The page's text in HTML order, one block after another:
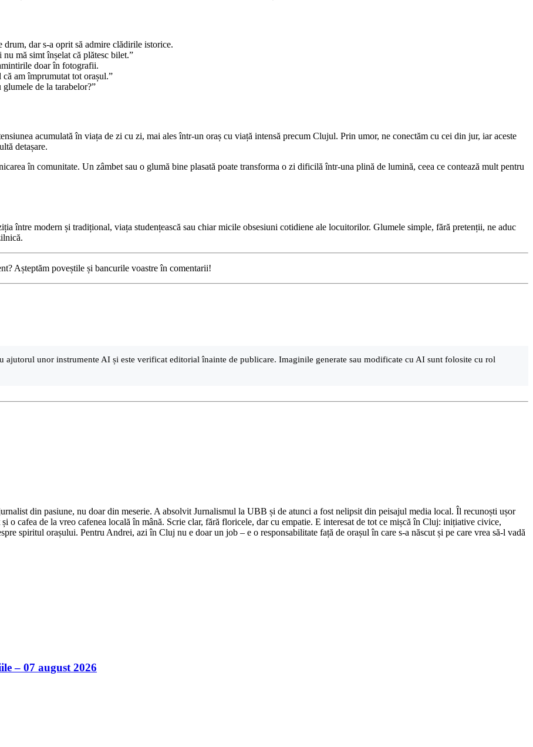
drum, dar s-a oprit să admire clădirile istorice.
mă simt înșelat că plătesc bilet.”
doar în fotografii.
am împrumutat tot orașul.”
de la tarabelor?”
acumulată în viața de zi cu zi, mai ales într-un oraș cu viață intensă precum Clujul. Prin umor, ne conectăm cu cei din jur, iar aceste
detașare.
în comunitate. Un zâmbet sau o glumă bine plasată poate transforma o zi dificilă într-una plină de lumină, ceea ce contează mult pentru
între modern și tradițional, viața studențească sau chiar micile obsesiuni cotidiene ale locuitorilor. Glumele simple, fără pretenții, ne aduc
Așteptăm poveștile și bancurile voastre în comentarii!
ajutorul unor instrumente AI și este verificat editorial înainte de publicare. Imaginile generate sau modificate cu AI sunt folosite cu rol
din pasiune, nu doar din meserie. A absolvit Jurnalismul la UBB și de atunci a fost nelipsit din peisajul media local. Îl recunoști ușor
o cafea de la vreo cafenea locală în mână. Scrie clar, fără floricele, dar cu empatie. E interesat de tot ce mișcă în Cluj: inițiative civice,
spiritul orașului. Pentru Andrei, azi în Cluj nu e doar un job – e o responsabilitate față de orașul în care s-a născut și pe care vrea să-l vadă
– 07 august 2026